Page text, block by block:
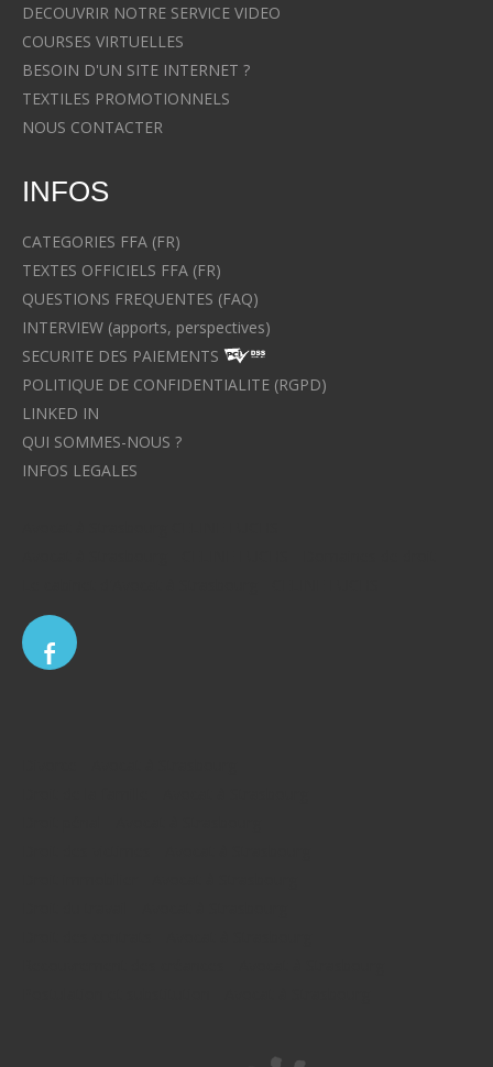
DECOUVRIR NOTRE SERVICE VIDEO
COURSES VIRTUELLES
BESOIN D'UN SITE INTERNET ?
TEXTILES PROMOTIONNELS
NOUS CONTACTER
INFOS
CATEGORIES FFA (FR)
TEXTES OFFICIELS FFA (FR)
QUESTIONS FREQUENTES (FAQ)
INTERVIEW (apports, perspectives)
SECURITE DES PAIEMENTS
POLITIQUE DE CONFIDENTIALITE (RGPD)
LINKED IN
QUI SOMMES-NOUS ?
INFOS LEGALES